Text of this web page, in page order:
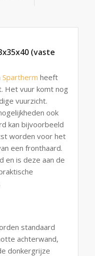
(vaste
Spartherm heeft
Het vuur komt nog
vuurzicht.
ook
kan bijvoorbeeld
worden voor het
een fronthaard.
en is deze aan de
standaard
achterwand,
donkergrijze